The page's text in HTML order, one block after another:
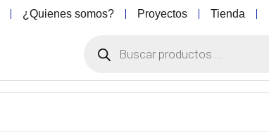
¿Quienes somos? Proyectos Tienda